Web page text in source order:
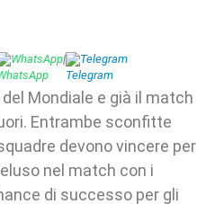
WhatsApp| Telegram
Mondiale e già il match
Entrambe sconfitte
devono vincere per
nel match con i
di successo per gli